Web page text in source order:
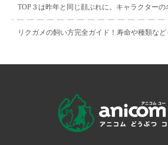
TOP３は昨年と同じ顔ぶれに。キャラクターの
リクガメの飼い方完全ガイド！寿命や種類など